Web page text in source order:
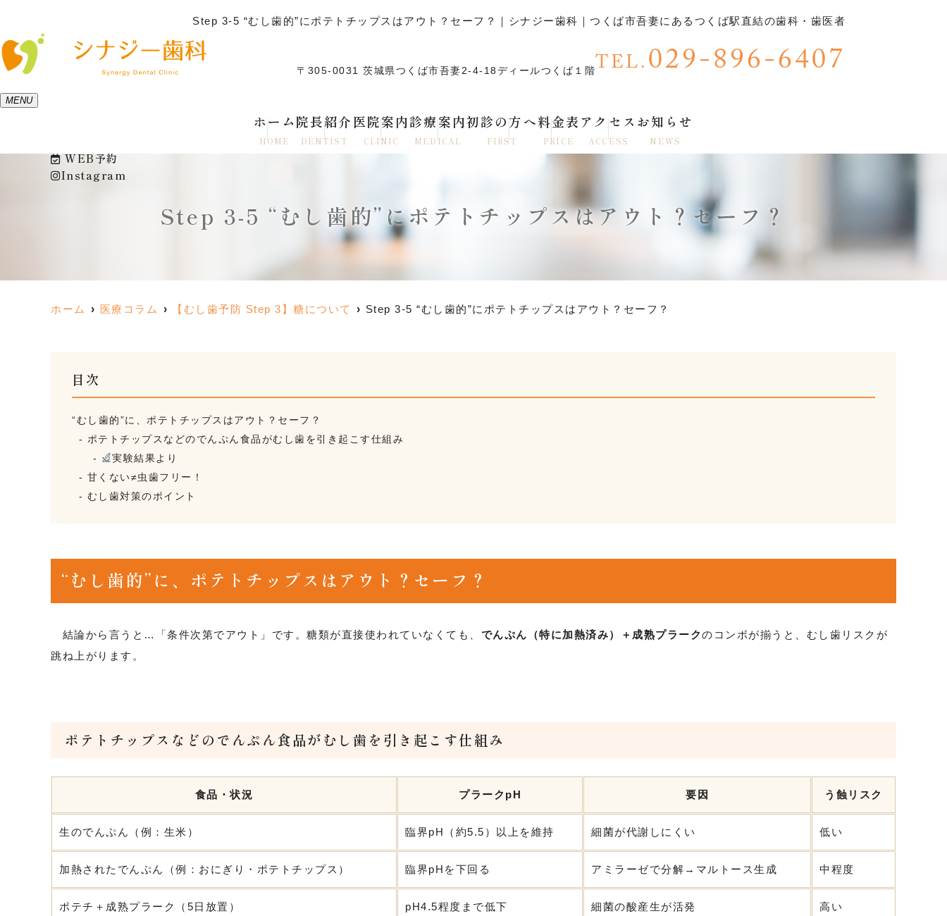
Step 3-5 “むし歯的”にポテトチップスはアウト？セーフ？｜シナジー歯科｜つくば市吾妻にあるつくば駅直結の歯科・歯医者
〒305-0031 茨城県つくば市吾妻2-4-18ディールつくば１階TEL.029-896-6407
MENU
ホーム
HOME
院長紹介
DENTIST
医院案内
CLINIC
診療案内
MEDICAL
初診の方へ
FIRST
料金表
PRICE
アクセス
ACCESS
お知らせ
NEWS
WEB予約
Instagram
Step 3-5 “むし歯的”にポテトチップスはアウト？セーフ？
ホーム 医療コラム 【むし歯予防 Step 3】糖について Step 3-5 “むし歯的”にポテトチップスはアウト？セーフ？
目次
“むし歯的”に、ポテトチップスはアウト？セーフ？
ポテトチップスなどのでんぷん食品がむし歯を引き起こす仕組み
実験結果より
甘くない≠虫歯フリー！
むし歯対策のポイント
“むし歯的”に、ポテトチップスはアウト？セーフ？
結論から言うと…「条件次第でアウト」です。糖類が直接使われていなくても、 でんぷん（特に加熱済み）＋成熟プラークのコンボが揃うと、むし歯リスクが
跳ね上がります。
ポテトチップスなどのでんぷん食品がむし歯を引き起こす仕組み
食品・状況 プラークpH 要因 う蝕リスク
生のでんぷん（例：生米） 臨界pH（約5.5）以上を維持 細菌が代謝しにくい 低い
加熱されたでんぷん（例：おにぎり・ポテトチップス） 臨界pHを下回る アミラーゼで分解→マルトース生成 中程度
ポテチ＋成熟プラーク（5日放置） pH4.5程度まで低下 細菌の酸産生が活発 高い